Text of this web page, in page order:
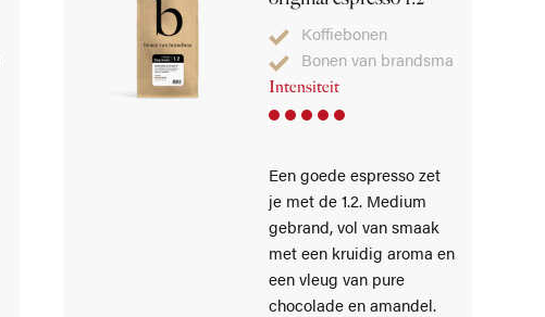
Koffiebonen
Bonen van brandsma
Intensiteit
Een goede espresso zet
je met de 1.2. Medium
gebrand, vol van smaak
met een kruidig aroma en
een vleug van pure
chocolade en amandel.